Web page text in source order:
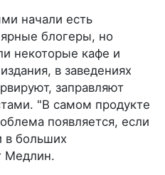
начали есть
блогеры, но
некоторые кафе и
в заведениях
заправляют
"В самом продукте
появляется, если
в больших
Медлин.